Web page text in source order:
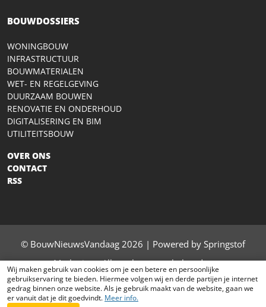
Wij maken gebruik van cookies om je een betere en persoonlijke
gebruikservaring te bieden. Hiermee volgen wij en derde partijen je internet
gedrag binnen onze website. Als je gebruik maakt van de website, gaan we
er vanuit dat je dit goedvindt. Meer info.
BOUWDOSSIERS
WONINGBOUW
INFRASTRUCTUUR
BOUWMATERIALEN
WET- EN REGELGEVING
DUURZAAM BOUWEN
RENOVATIE EN ONDERHOUD
DIGITALISERING EN BIM
UTILITEITSBOUW
OVER ONS
CONTACT
RSS
© BouwNieuwsVandaag 2026 | Powered by Springstof
Marketing - Alle rechten voorbehouden
contact|privacy|sitemap
Het laatste bouw nieuws van vandaag